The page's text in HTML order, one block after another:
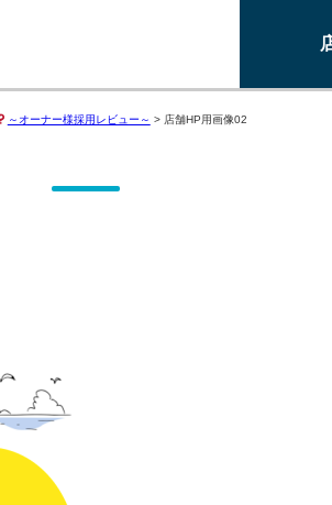
～オーナー様採用レビュー～ > 店舗HP用画像02